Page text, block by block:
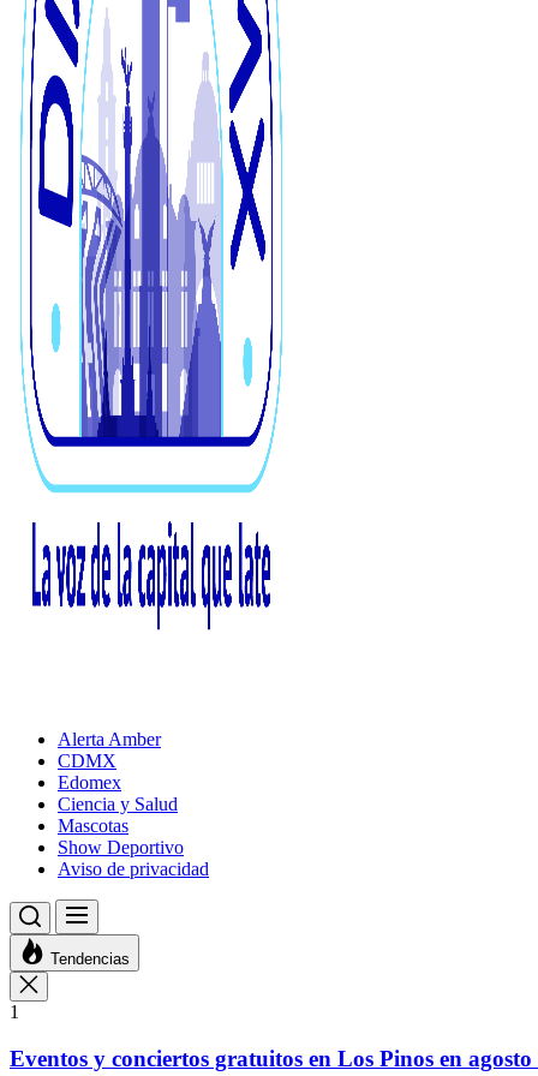
Alerta Amber
CDMX
Edomex
Ciencia y Salud
Mascotas
Show Deportivo
Aviso de privacidad
Tendencias
1
Eventos y conciertos gratuitos en Los Pinos en agosto